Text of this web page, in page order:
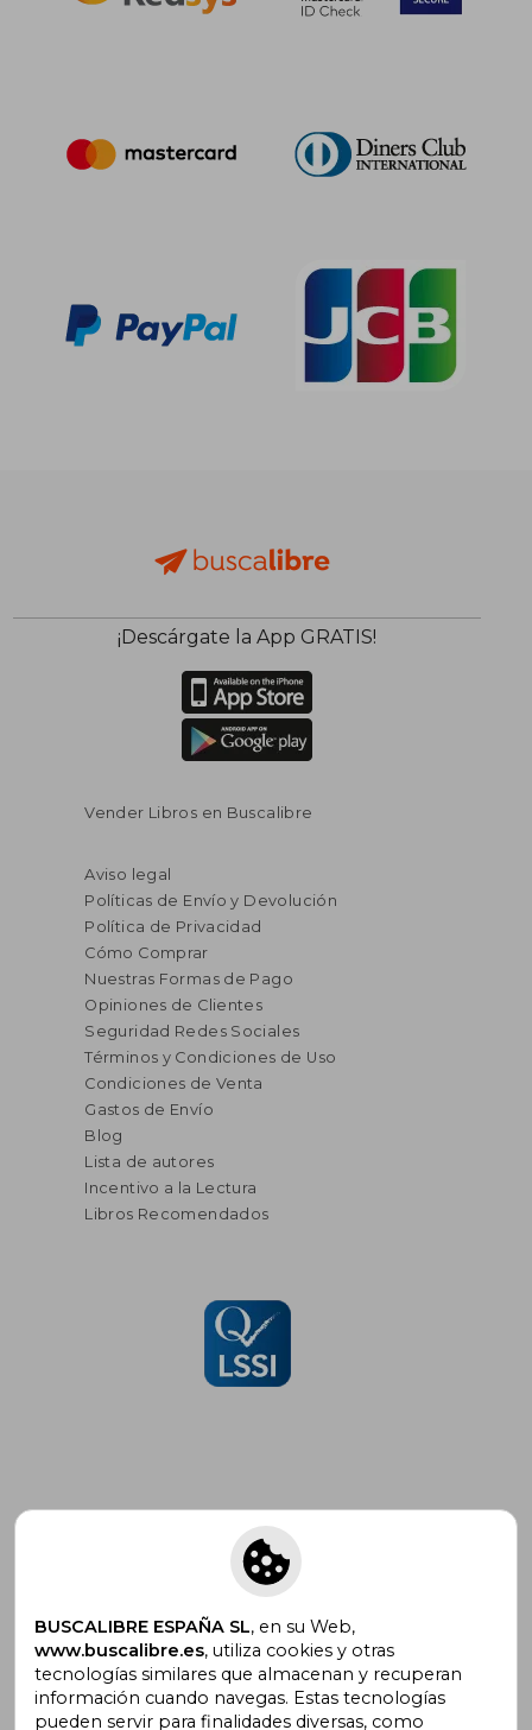
¡Descárgate la App GRATIS!
Vender Libros en Buscalibre
Aviso legal
Políticas de Envío y Devolución
Política de Privacidad
Cómo Comprar
Nuestras Formas de Pago
Opiniones de Clientes
Seguridad Redes Sociales
Términos y Condiciones de Uso
Condiciones de Venta
Gastos de Envío
Blog
Lista de autores
Incentivo a la Lectura
Libros Recomendados
Suscríbete para recibir ofertas y
promociones
¿Necesitas ayuda?
BUSCALIBRE ESPAÑA SL, en su Web,
www.buscalibre.es, utiliza cookies y otras
tecnologías similares que almacenan y recuperan
información cuando navegas. Estas tecnologías
pueden servir para finalidades diversas, como